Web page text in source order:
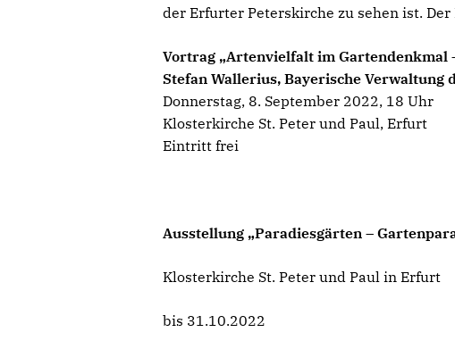
der Erfurter Peterskirche zu sehen ist.
Vortrag „Artenvielfalt im Gartendenkmal
Stefan Wallerius, Bayerische Verwaltung
Donnerstag, 8. September 2022, 18 Uhr
Klosterkirche St. Peter und Paul, Erfurt
Eintritt frei
Ausstellung „Paradiesgärten –
Klosterkirche St. Peter und Paul in Erfurt
bis 31.10.2022